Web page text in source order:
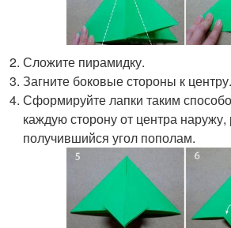
Сложите пирамидку.
Загните боковые стороны к центру.
Сформируйте лапки таким
каждую сторону от центра наружу,
получившийся угол пополам.